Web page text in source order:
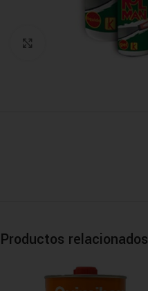
Haga clic para ampliar
Productos relacionados